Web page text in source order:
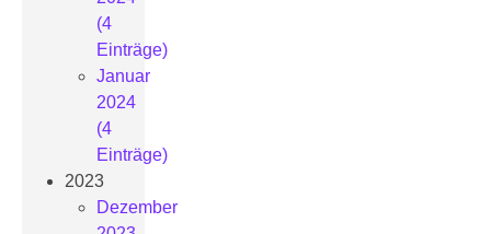
(4
Einträge)
Januar
2024
(4
Einträge)
2023
Dezember